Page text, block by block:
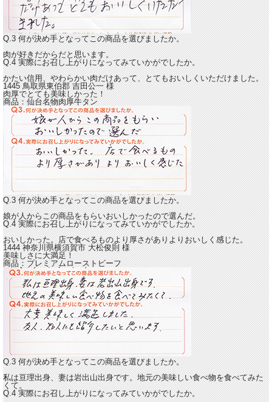
Q.3 何が決め手となってこの商品を選びましたか。
肉が好きだからだと思います。
Q.4 実際にお召し上がりになってみていかがでしたか。
かたい信用、やわらかい肉だけあって、とてもおいしくいただけました。
1445 鳥取県東伯郡吉田公一様
肉厚でとても美味しかった！
商品：仙台名物肉厚牛タン
Q.3 何が決め手となってこの商品を選びましたか。
娘が人からこの商品をもらいおいしかったので選んだ。
Q.4 実際にお召し上がりになってみていかがでしたか。
おいしかった。店で食べるものより厚さがありよりおいしく感じた。
1444 神奈川県横須賀市 大松俊則 様
美味しさに大満足！
商品：プレミアムローストビーフ
Q.3 何が決め手となってこの商品を選びましたか。
私は亘理出身、妻は岩出山出身です。地元の美味しい食べ物を食べてみた
くて。
Q.4 実際にお召し上がりになってみていかがでしたか。